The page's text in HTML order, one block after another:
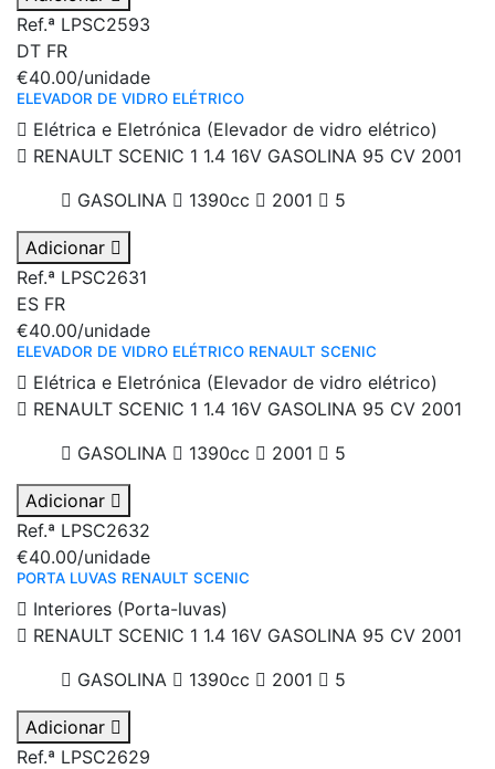
Ref.ª LPSC2593
DT FR
€40.00/unidade
ELEVADOR DE VIDRO ELÉTRICO
Elétrica e Eletrónica (Elevador de vidro elétrico)
RENAULT SCENIC 1 1.4 16V GASOLINA 95 CV 2001
GASOLINA
1390cc 2001 5
Adicionar
Ref.ª LPSC2631
ES FR
€40.00/unidade
ELEVADOR DE VIDRO ELÉTRICO RENAULT SCENIC
Elétrica e Eletrónica (Elevador de vidro elétrico)
RENAULT SCENIC 1 1.4 16V GASOLINA 95 CV 2001
GASOLINA
1390cc 2001 5
Adicionar
Ref.ª LPSC2632
€40.00/unidade
PORTA LUVAS RENAULT SCENIC
Interiores (Porta-luvas)
RENAULT SCENIC 1 1.4 16V GASOLINA 95 CV 2001
GASOLINA
1390cc 2001 5
Adicionar
Ref.ª LPSC2629